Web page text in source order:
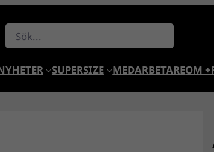
Sök
SUPERSIZE MEDARBETAREOM